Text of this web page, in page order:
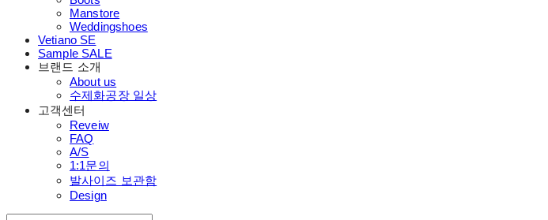
Manstore
Weddingshoes
Vetiano SE
Sample SALE
브랜드 소개
About us
수제화공장 일상
고객센터
Reveiw
FAQ
A/S
1:1문의
발사이즈 보관함
Design